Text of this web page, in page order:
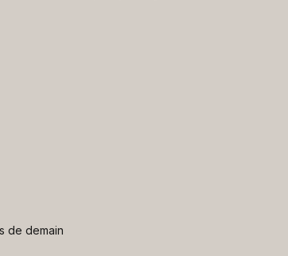
de demain